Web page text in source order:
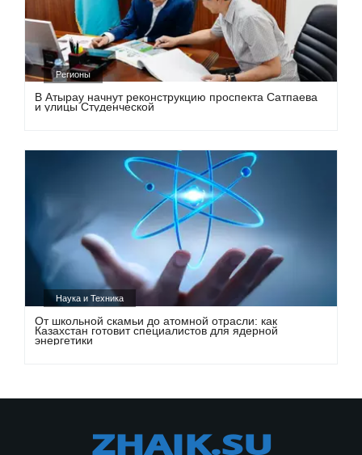
Регионы
В Атырау начнут реконструкцию проспекта Сатпаева
и улицы Студенческой
Наука и Техника
От школьной скамьи до атомной отрасли: как
Казахстан готовит специалистов для ядерной
энергетики